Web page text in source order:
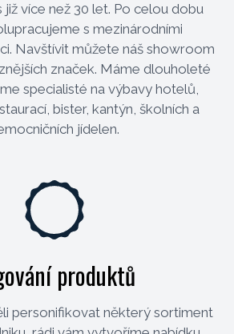
již více než 30 let. Po celou dobu
s mezinárodními
Navštívit můžete náš showroom
značek. Máme dlouholeté
specialisté na výbavy hotelů,
bister, kantýn, školních a
jídelen.
produktů
personifikovat některý sortiment